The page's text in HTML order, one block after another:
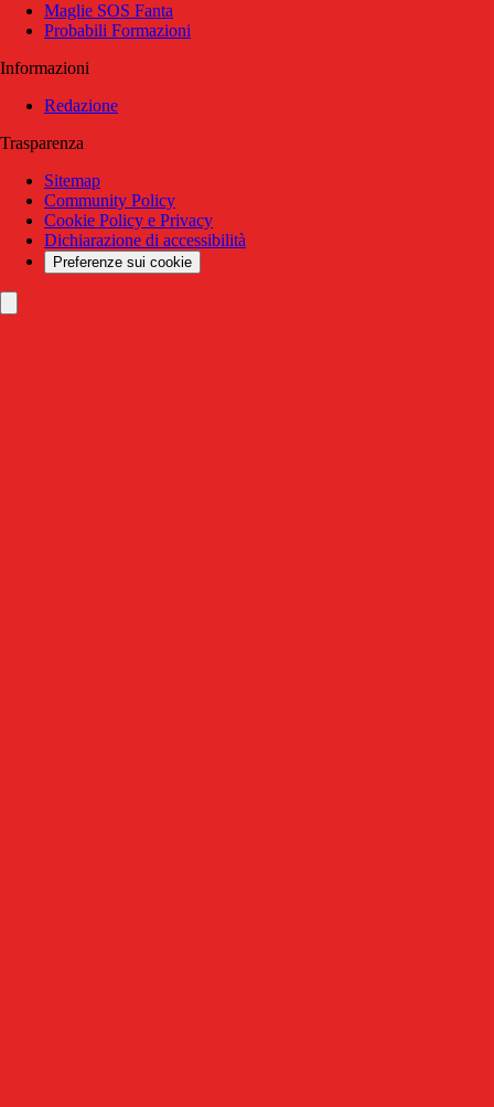
Maglie SOS Fanta
Probabili Formazioni
Informazioni
Redazione
Trasparenza
Sitemap
Community Policy
Cookie Policy e Privacy
Dichiarazione di accessibilità
Preferenze sui cookie